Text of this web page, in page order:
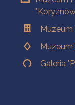
Muzeum
Galeria